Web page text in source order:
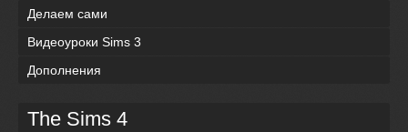
Делаем сами
Видеоуроки Sims 3
Дополнения
The Sims 4